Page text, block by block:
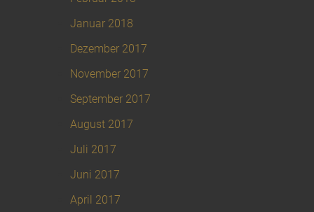
Januar 2018
Dezember 2017
November 2017
September 2017
August 2017
Juli 2017
Juni 2017
April 2017